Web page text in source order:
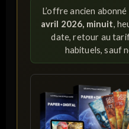
L’offre ancien
avril 2026, minuit,
date, retour au
habituels, sauf